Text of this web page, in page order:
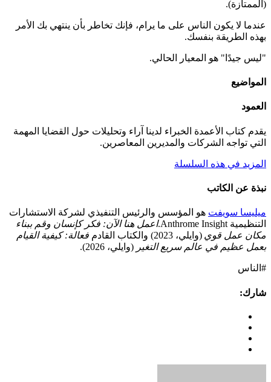
(الممتازة).
عندما لا يكون الناس على ما يرام، فإنك تخاطر بأن ينتهي بك الأمر
بهذه الطريقة بنفسك.
"ليس جيدًا" هو المعيار الحالي.
المواضيع
العمود
يقدم كتاب الأعمدة الخبراء لدينا آراء وتحليلات حول القضايا المهمة
التي تواجه الشركات والمديرين المعاصرين.
المزيد في هذه السلسلة
نبذة عن الكاتب
ميليسا سويفت هو المؤسس والرئيس التنفيذي لشركة الاستشارات
التنظيمية Anthrome Insight.
اعمل هنا الآن: فكر كإنسان وقم ببناء
مكان عمل قوي (وايلي، 2023) والكتاب القادم
فعالة: كيفية القيام
بعمل عظيم في عالم سريع التغير (وايلي، 2026).
#الناس
شارك: